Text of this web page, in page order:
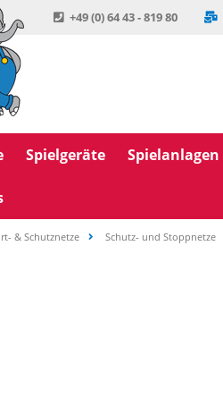
+49 (0) 64 43 - 819 80
Spielgeräte Spielanlagen
& Schutznetze Schutz- und Stoppnetze